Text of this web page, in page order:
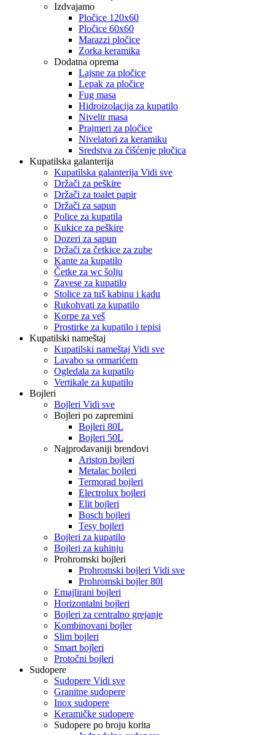
Izdvajamo
Pločice 120x60
Pločice 60x60
Marazzi pločice
Zorka keramika
Dodatna oprema
Lajsne za pločice
Lepak za pločice
Fug masa
Hidroizolacija za kupatilo
Nivelir masa
Prajmeri za pločice
Nivelatori za keramiku
Sredstva za čišćenje pločica
Kupatilska galanterija
Kupatilska galanterija Vidi sve
Držači za peškire
Držači za toalet papir
Držači za sapun
Police za kupatila
Kukice za peškire
Dozeri za sapun
Držači za četkice za zube
Kante za kupatilo
Četke za wc šolju
Zavese za kupatilo
Stolice za tuš kabinu i kadu
Rukohvati za kupatilo
Korpe za veš
Prostirke za kupatilo i tepisi
Kupatilski nameštaj
Kupatilski nameštaj Vidi sve
Lavabo sa ormarićem
Ogledala za kupatilo
Vertikale za kupatilo
Bojleri
Bojleri Vidi sve
Bojleri po zapremini
Bojleri 80L
Bojleri 50L
Najprodavaniji brendovi
Ariston bojleri
Metalac bojleri
Termorad bojleri
Electrolux bojleri
Elit bojleri
Bosch bojleri
Tesy bojleri
Bojleri za kupatilo
Bojleri za kuhinju
Prohromski bojleri
Prohromski bojleri Vidi sve
Prohromski bojler 80l
Emajlirani bojleri
Horizontalni bojleri
Bojleri za centralno grejanje
Kombinovani bojler
Slim bojleri
Smart bojleri
Protočni bojleri
Sudopere
Sudopere Vidi sve
Granitne sudopere
Inox sudopere
Keramičke sudopere
Sudopere po broju korita